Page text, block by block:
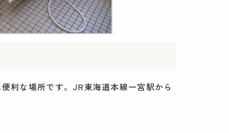
利な場所です。JR東海道本線一宮駅から